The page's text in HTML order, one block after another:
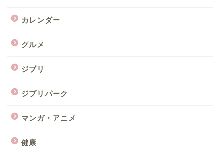
カレンダー
グルメ
ジブリ
ジブリパーク
マンガ・アニメ
健康